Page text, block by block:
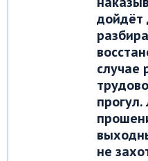
дойдёт
случае
не